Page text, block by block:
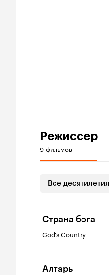
Режиссер
9 фильмов
Все десятилетия
Страна бога
God's Country
Алтарь